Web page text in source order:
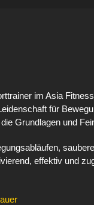
im Asia
für
Grundlagen und
effektiv und